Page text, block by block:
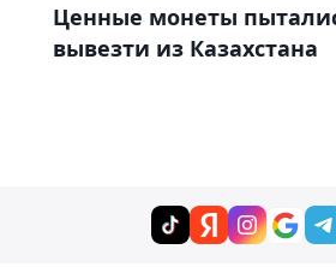
Ценные монеты
вывезти из Казахстана